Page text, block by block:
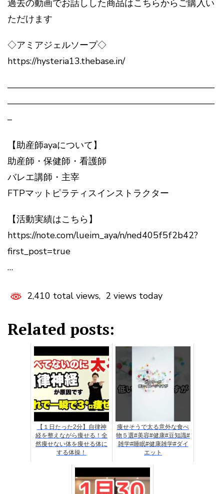
過去の動画でお話しした商品はこちらからご購入い
ただけます
◇アミアジェルソープ◇
https://hysteria13.thebase.in/
———————————————————————
———————————————————————
–
【助産師ayaについて】
助産師・保健師・看護師
バレエ講師・主宰
FTPマットピラティスインストラクター
【活動実績はこちら】
https://note.com/lueim_aya/n/ned405f5f2b42?
first_post=true
…
2,410 total views, 2 views today
Related posts:
【１日たった2分】自律神
経を整えながら痩せる！全
然痩せない体を痩せる体に
する体操！
痩せそうで太る意外な食べ
物５選#美容#健康#豆知識#
雑学#睡眠#健康雑学#ダイ
エット